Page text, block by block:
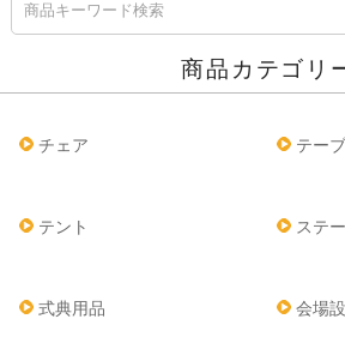
商品カテゴリ
チェア テー
テント ステ
式典用品 会場